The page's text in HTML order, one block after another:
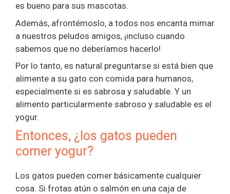
es bueno para sus mascotas.
Además, afrontémoslo, a todos nos encanta mimar
a nuestros peludos amigos, ¡incluso cuando
sabemos que no deberíamos hacerlo!
Por lo tanto, es natural preguntarse si está bien que
alimente a su gato con comida para humanos,
especialmente si es sabrosa y saludable. Y un
alimento particularmente sabroso y saludable es el
yogur.
Entonces, ¿los gatos pueden
comer yogur?
Los gatos pueden comer básicamente cualquier
cosa. Si frotas atún o salmón en una caja de